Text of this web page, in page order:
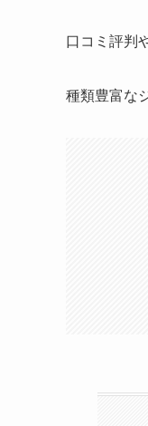
口コミ評判
種類豊富な